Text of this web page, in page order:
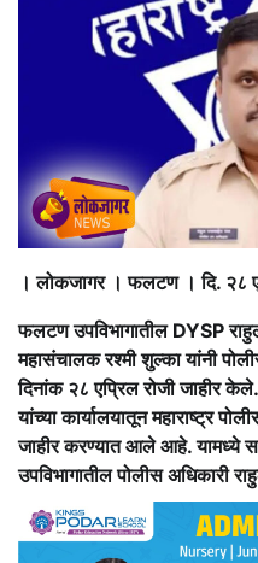
। लोकजागर । फलटण । दि. २८
फलटण उपविभागातील DYSP
महासंचालक रश्मी शुल्का यांनी
दिनांक २८ एप्रिल रोजी जाहीर
यांच्या कार्यालयातून महाराष्ट्र
जाहीर करण्यात आले आहे. यामध्ये
उपविभागातील पोलीस अधिकारी